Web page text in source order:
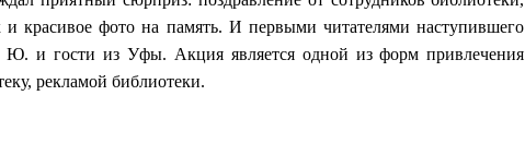
и красивое фото на память. И первыми читателями наступившего
Ю. и гости из Уфы. Акция является одной из форм привлечения
рекламой библиотеки.